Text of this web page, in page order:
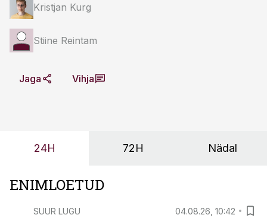
Kristjan Kurg
Stiine Reintam
Jaga Vihja
24H 72H Nädal
ENIMLOETUD
SUUR LUGU 04.08.26, 10:42